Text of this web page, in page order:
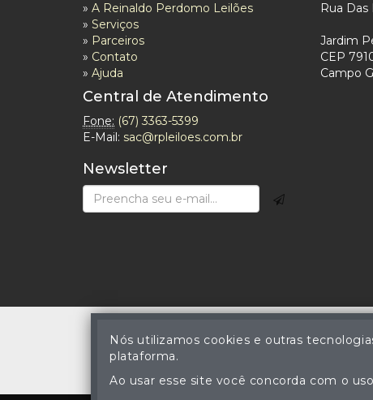
» A Reinaldo Perdomo Leilões
» Serviços
» Parceiros
» Contato
» Ajuda
Central de Atendimento
Fone: (67) 3363-5399
E-Mail: sac@rpleiloes.com.br
Newsletter
Rua Das
Jardim
CEP
Campo
A cópia ou
Nós utilizamos cookies e outras
plataforma.
Ao usar esse site você concorda com o